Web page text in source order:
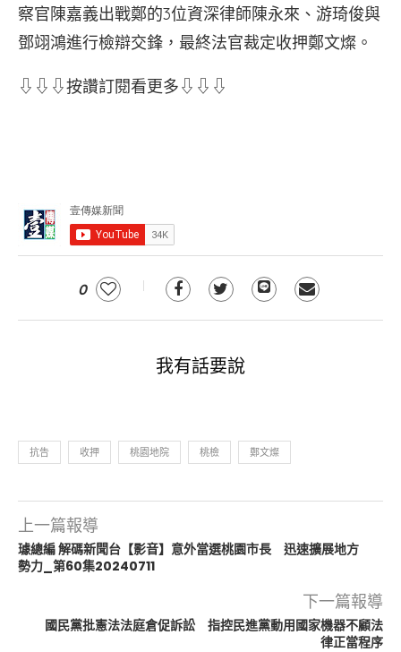
察官陳嘉義出戰鄭的3位資深律師陳永來、游琦俊與
鄧翊鴻進行檢辯交鋒，最終法官裁定收押鄭文燦。
⇩⇩⇩按讚訂閱看更多⇩⇩⇩
0
我有話要說
抗告 收押 桃園地院 桃檢 鄭文燦
上一篇報導
璩總編 解碼新聞台【影音】意外當選桃園市長 迅速擴展地方
勢力_第60集20240711
下一篇報導
國民黨批憲法法庭倉促訴訟 指控民進黨動用國家機器不顧法
律正當程序